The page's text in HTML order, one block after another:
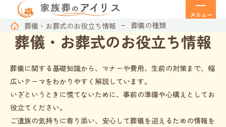
メニュー
葬儀・お葬式のお役立ち情報 葬儀の種類
葬儀・お葬式のお役立ち情報
葬儀に関する基礎知識から、マナーや費用、生前の対策まで、幅
広いテーマをわかりやすく解説しています。
いざというときに慌てないために、事前の準備や心構えとしてお
役立てください。
ご遺族の気持ちに寄り添い、安心して葬儀を迎えるための情報を